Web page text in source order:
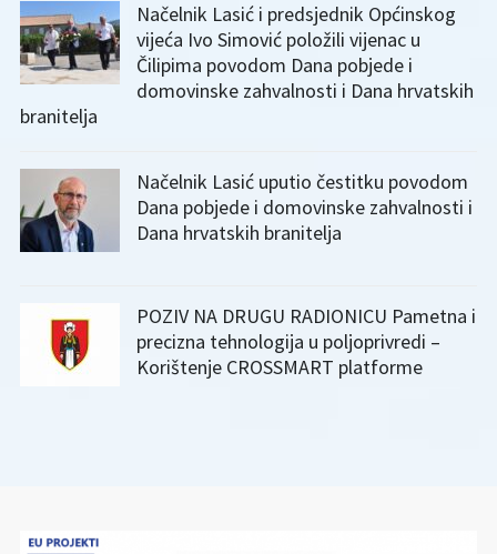
Načelnik Lasić i predsjednik Općinskog
vijeća Ivo Simović položili vijenac u
Čilipima povodom Dana pobjede i
domovinske zahvalnosti i Dana hrvatskih
branitelja
Načelnik Lasić uputio čestitku povodom
Dana pobjede i domovinske zahvalnosti i
Dana hrvatskih branitelja
POZIV NA DRUGU RADIONICU Pametna i
precizna tehnologija u poljoprivredi –
Korištenje CROSSMART platforme